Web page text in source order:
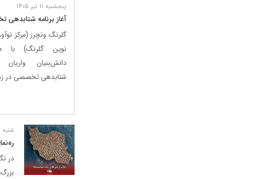
پنجشنبه 11 تیر 1405
آغاز برنامه
گلرنگ ونچرز (مرکز
نوین گلرنگ) با
دانش‌بنیان واریان
شتابدهی تخصصی در
شنبه 15 آذر 1404
در